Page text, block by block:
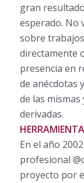
gran
esperado. No
sobre
directamente
presencia en
de anécdotas
de las mismas
derivadas.
En el año
profesional
proyecto por